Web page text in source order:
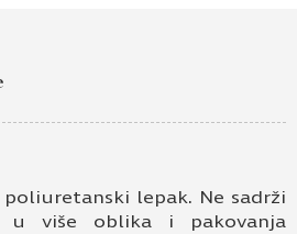
lepak. Ne sadrži
u više oblika i pakovanja